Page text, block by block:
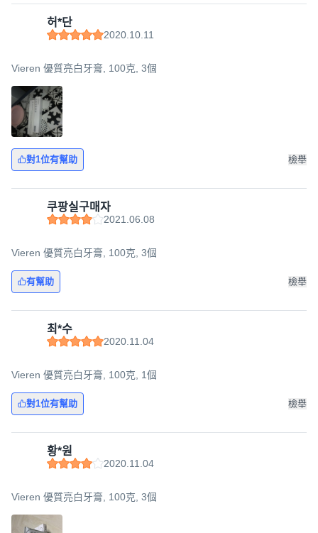
허*단
2020.10.11
Vieren 優質亮白牙膏, 100克, 3個
對1位有幫助 檢舉
쿠팡실구매자
2021.06.08
Vieren 優質亮白牙膏, 100克, 3個
有幫助 檢舉
최*수
2020.11.04
Vieren 優質亮白牙膏, 100克, 1個
對1位有幫助 檢舉
황*원
2020.11.04
Vieren 優質亮白牙膏, 100克, 3個